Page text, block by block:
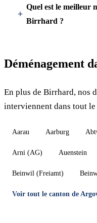
Quel est le meilleur
Birrhard ?
Déménagement
En plus de Birrhard, nos
interviennent dans tout
Aarau Aarburg
Arni (AG) Auenstein
Beinwil (Freiamt)
Voir tout le canton de